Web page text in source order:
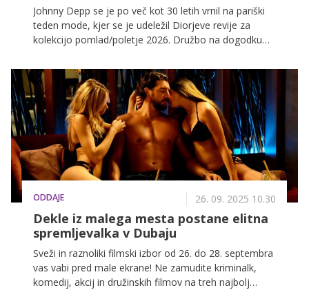
Johnny Depp se je po več kot 30 letih vrnil na pariški
teden mode, kjer se je udeležil Diorjeve revije za
kolekcijo pomlad/poletje 2026. Družbo na dogodku
ODDAJE 26. 09. 2025 10.30
Dekle iz malega mesta postane elitna
spremljevalka v Dubaju
Sveži in raznoliki filmski izbor od 26. do 28. septembra
vas vabi pred male ekrane! Ne zamudite kriminalk,
komedij, akcij in družinskih filmov na treh najbolj